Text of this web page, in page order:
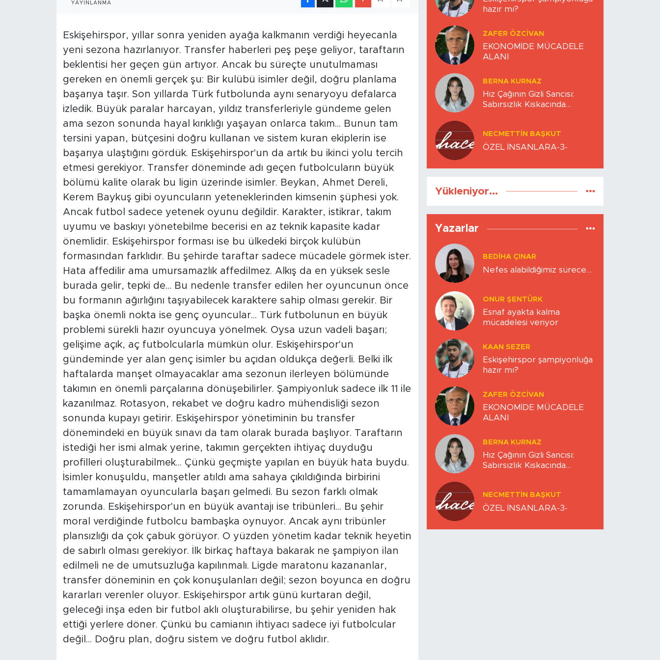
YAYINLANMA
Eskişehirspor, yıllar sonra yeniden ayağa kalkmanın verdiği heyecanla
yeni sezona hazırlanıyor. Transfer haberleri peş peşe geliyor, taraftarın
beklentisi her geçen gün artıyor. Ancak bu süreçte unutulmaması
gereken en önemli gerçek şu: Bir kulübü isimler değil, doğru planlama
başarıya taşır. Son yıllarda Türk futbolunda aynı senaryoyu defalarca
izledik. Büyük paralar harcayan, yıldız transferleriyle gündeme gelen
ama sezon sonunda hayal kırıklığı yaşayan onlarca takım... Bunun tam
tersini yapan, bütçesini doğru kullanan ve sistem kuran ekiplerin ise
başarıya ulaştığını gördük. Eskişehirspor'un da artık bu ikinci yolu tercih
etmesi gerekiyor. Transfer döneminde adı geçen futbolcuların büyük
bölümü kalite olarak bu ligin üzerinde isimler. Beykan, Ahmet Dereli,
Kerem Baykuş gibi oyuncuların yeteneklerinden kimsenin şüphesi yok.
Ancak futbol sadece yetenek oyunu değildir. Karakter, istikrar, takım
uyumu ve baskıyı yönetebilme becerisi en az teknik kapasite kadar
önemlidir. Eskişehirspor forması ise bu ülkedeki birçok kulübün
formasından farklıdır. Bu şehirde taraftar sadece mücadele görmek ister.
Hata affedilir ama umursamazlık affedilmez. Alkış da en yüksek sesle
burada gelir, tepki de... Bu nedenle transfer edilen her oyuncunun önce
bu formanın ağırlığını taşıyabilecek karaktere sahip olması gerekir. Bir
başka önemli nokta ise genç oyuncular... Türk futbolunun en büyük
problemi sürekli hazır oyuncuya yönelmek. Oysa uzun vadeli başarı;
gelişime açık, aç futbolcularla mümkün olur. Eskişehirspor'un
gündeminde yer alan genç isimler bu açıdan oldukça değerli. Belki ilk
haftalarda manşet olmayacaklar ama sezonun ilerleyen bölümünde
takımın en önemli parçalarına dönüşebilirler. Şampiyonluk sadece ilk 11 ile
kazanılmaz. Rotasyon, rekabet ve doğru kadro mühendisliği sezon
sonunda kupayı getirir. Eskişehirspor yönetiminin bu transfer
dönemindeki en büyük sınavı da tam olarak burada başlıyor. Taraftarın
istediği her ismi almak yerine, takımın gerçekten ihtiyaç duyduğu
profilleri oluşturabilmek... Çünkü geçmişte yapılan en büyük hata buydu.
İsimler konuşuldu, manşetler atıldı ama sahaya çıkıldığında birbirini
tamamlamayan oyuncularla başarı gelmedi. Bu sezon farklı olmak
zorunda. Eskişehirspor'un en büyük avantajı ise tribünleri... Bu şehir
moral verdiğinde futbolcu bambaşka oynuyor. Ancak aynı tribünler
plansızlığı da çok çabuk görüyor. O yüzden yönetim kadar teknik heyetin
de sabırlı olması gerekiyor. İlk birkaç haftaya bakarak ne şampiyon ilan
edilmeli ne de umutsuzluğa kapılınmalı. Ligde maratonu kazananlar,
transfer döneminin en çok konuşulanları değil; sezon boyunca en doğru
kararları verenler oluyor. Eskişehirspor artık günü kurtaran değil,
geleceği inşa eden bir futbol aklı oluşturabilirse, bu şehir yeniden hak
ettiği yerlere döner. Çünkü bu camianın ihtiyacı sadece iyi futbolcular
değil... Doğru plan, doğru sistem ve doğru futbol aklıdır.
hazır mı?
ZAFER ÖZCIVAN
EKONOMİDE MÜCADELE
ALANI
BERNA KURNAZ
Hız Çağının Gizli Sancısı:
Sabırsızlık Kıskacında
NECMETTIN BAŞKUT
ÖZEL İNSANLARA-3-
Yükleniyor...
Yazarlar
BEDIHA ÇINAR
Nefes alabildiğimiz sürece…
ONUR ŞENTÜRK
Esnaf ayakta kalma
mücadelesi veriyor
KAAN SEZER
Eskişehirspor şampiyonluğa
hazır mı?
ZAFER ÖZCIVAN
EKONOMİDE MÜCADELE
ALANI
BERNA KURNAZ
Hız Çağının Gizli Sancısı:
Sabırsızlık Kıskacında
NECMETTIN BAŞKUT
ÖZEL İNSANLARA-3-